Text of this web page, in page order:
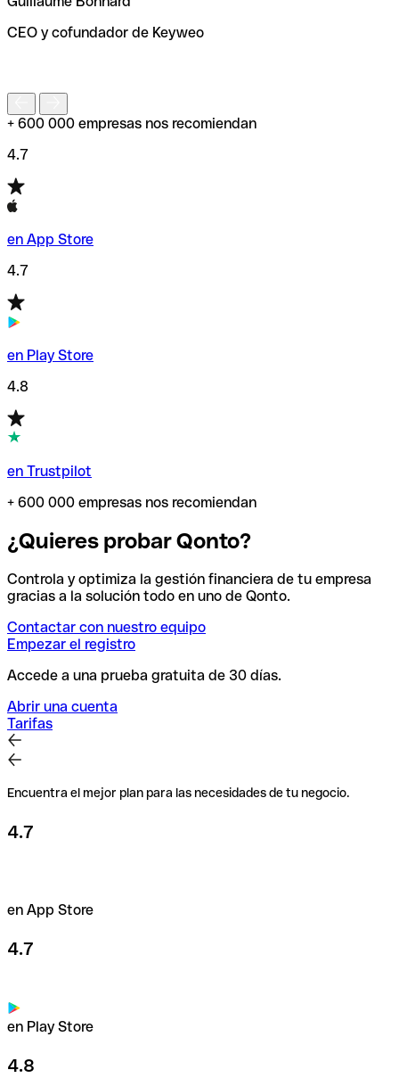
de enviar tu transferencia.
CEO y cofundador de Keyweo
+ 600 000 empresas nos recomiendan
4.7
en App Store
4.7
en Play Store
4.8
en Trustpilot
+ 600 000 empresas nos recomiendan
¿Quieres probar Qonto?
Controla y optimiza la gestión financiera de tu empresa
gracias a la solución todo en uno de Qonto.
Contactar con nuestro equipo
Empezar el registro
Accede a una prueba gratuita de 30 días.
Abrir una cuenta
Tarifas
Encuentra el mejor plan para las necesidades de tu negocio.
4.7
en App Store
4.7
en Play Store
4.8